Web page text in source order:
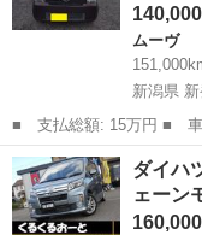
ムーヴ
新潟県
■ 支払総額: 15万円 ■ 車両本体価格： 140,000 円 ■ メーカー
名： ダイハツ ■ 車種
４ＷＤ 、ナビ、テ
排気量： 66...
新潟 新発田市
ダイハ
ェー